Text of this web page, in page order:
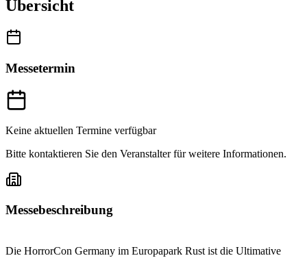
Übersicht
Messetermin
Keine aktuellen Termine verfügbar
Bitte kontaktieren Sie den Veranstalter für weitere Informationen.
Messebeschreibung
Die HorrorCon Germany im Europapark Rust ist die Ultimative